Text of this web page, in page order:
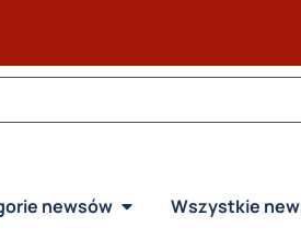
newsów Wszystkie